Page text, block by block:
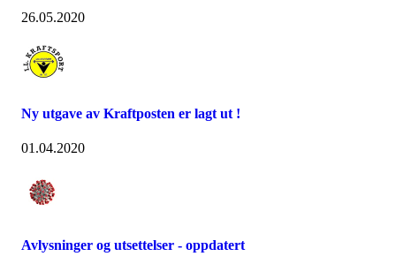
26.05.2020
Ny utgave av Kraftposten er lagt ut !
01.04.2020
Avlysninger og utsettelser - oppdatert